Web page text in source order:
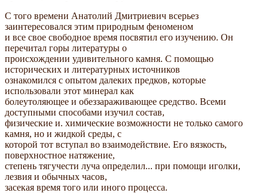
С того времени Анатолий Дмитриевич всерьез
заинтересовался этим природным феноменом
и все свое свободное время посвятил его изучению. Он
перечитал горы литературы о
происхождении удивительного камня. С помощью
исторических и литературных источников
ознакомился с опытом далеких предков, которые
использовали этот минерал как
болеутоляющее и обеззараживающее средство. Всеми
доступными способами изучил состав,
физические и. химические возможности не только самого
камня, но и жидкой среды, с
которой тот вступал во взаимодействие. Его вязкость,
поверхностное натяжение,
степень тягучести луча определил... при помощи иголки,
лезвия и обычных часов,
засекая время того или иного процесса.